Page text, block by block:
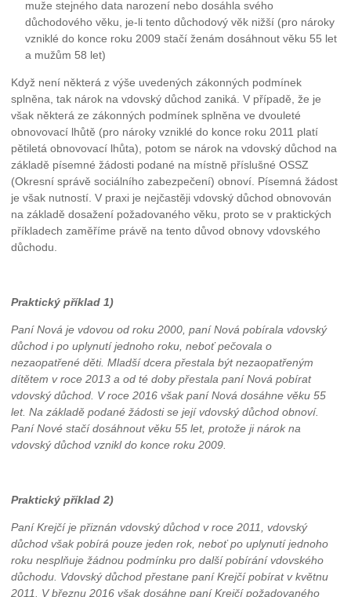
muže stejného data narození nebo dosáhla svého
důchodového věku, je-li tento důchodový věk nižší (pro nároky
vzniklé do konce roku 2009 stačí ženám dosáhnout věku 55 let
a mužům 58 let)
Když není některá z výše uvedených zákonných podmínek
splněna, tak nárok na vdovský důchod zaniká. V případě, že je
však některá ze zákonných podmínek splněna ve dvouleté
obnovovací lhůtě (pro nároky vzniklé do konce roku 2011 platí
pětiletá obnovovací lhůta), potom se nárok na vdovský důchod na
základě písemné žádosti podané na místně příslušné OSSZ
(Okresní správě sociálního zabezpečení) obnoví. Písemná žádost
je však nutností. V praxi je nejčastěji vdovský důchod obnovován
na základě dosažení požadovaného věku, proto se v praktických
příkladech zaměříme právě na tento důvod obnovy vdovského
důchodu.
Praktický příklad 1)
Paní Nová je vdovou od roku 2000, paní Nová pobírala vdovský
důchod i po uplynutí jednoho roku, neboť pečovala o
nezaopatřené děti. Mladší dcera přestala být nezaopatřeným
dítětem v roce 2013 a od té doby přestala paní Nová pobírat
vdovský důchod. V roce 2016 však paní Nová dosáhne věku 55
let. Na základě podané žádosti se její vdovský důchod obnoví.
Paní Nové stačí dosáhnout věku 55 let, protože ji nárok na
vdovský důchod vznikl do konce roku 2009.
Praktický příklad 2)
Paní Krejčí je přiznán vdovský důchod v roce 2011, vdovský
důchod však pobírá pouze jeden rok, neboť po uplynutí jednoho
roku nesplňuje žádnou podmínku pro další pobírání vdovského
důchodu. Vdovský důchod přestane paní Krejčí pobírat v květnu
2011. V březnu 2016 však dosáhne paní Krejčí požadovaného